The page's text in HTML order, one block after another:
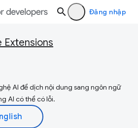
Đăng nhập
Extensions
AI để dịch nội dung sang ngôn ngữ
AI có thể có lỗi.